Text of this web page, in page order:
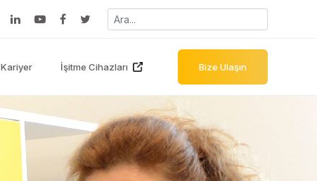
Kariyer İşitme Cihazları Bize Ulaşın